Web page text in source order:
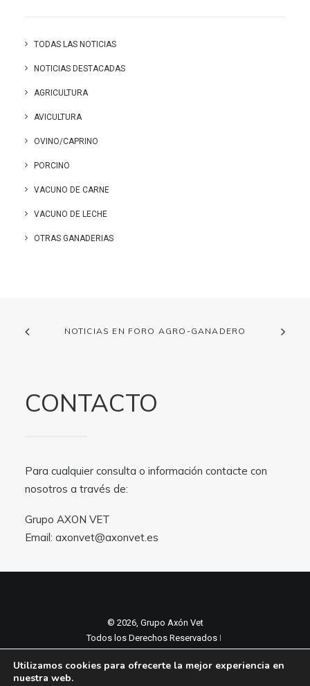
TODAS LAS NOTICIAS
NOTICIAS DESTACADAS
AGRICULTURA
AVICULTURA
OVINO/CAPRINO
PORCINO
VACUNO DE CARNE
VACUNO DE LECHE
OTRAS GANADERIAS
NOTICIAS EN FORO AGRO-GANADERO
CONTACTO
Para cualquier consulta o información contacte con
nosotros a través de:
Grupo AXON VET
Email: axonvet@axonvet.es
© 2026, Grupo Axón Vet
Todos los Derechos Reservados ǀ
Política de cookies
Utilizamos cookies para ofrecerte la mejor experiencia en
nuestra web.